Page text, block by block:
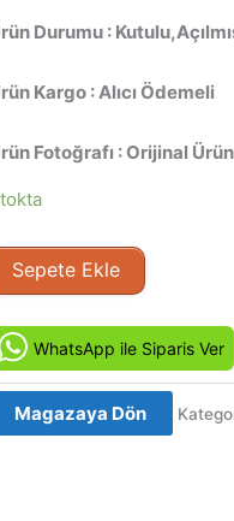
Durumu :
Kargo : Alıcı Ödemeli
Fotoğrafı : Orijinal
Sepete Ekle
WhatsApp ile Siparis Ver
Magazaya Dön